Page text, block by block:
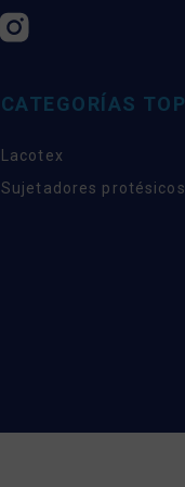
CATEGORÍAS TOP
Lacotex
Sujetadores protésicos